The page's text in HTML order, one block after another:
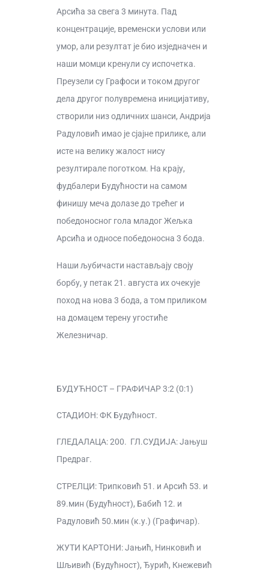
Арсића за свега 3 минута. Пад
концентрације, временски услови или
умор, али резултат је био изједначен и
наши момци кренули су испочетка.
Преузели су Графоси и током другог
дела другог полувремена иницијативу,
створили низ одличних шанси, Андрија
Радуловић имао је сјајне прилике, али
исте на велику жалост нису
резултирале поготком. На крају,
фудбалери Будућности на самом
финишу меча долазе до трећег и
победоносног гола младог Жељка
Арсића и односе победоносна 3 бода.
Наши љубичасти настављају своју
борбу, у петак 21. августа их очекује
поход на нова 3 бода, а том приликом
на домацем терену угостиће
Железничар.
БУДУЋНОСТ – ГРАФИЧАР 3:2 (0:1)
СТАДИОН: ФК Будућност.
ГЛЕДАЛАЦА: 200. ГЛ.СУДИЈА: Јањуш
Предраг.
СТРЕЛЦИ: Трипковић 51. и Арсић 53. и
89.мин (Будућност), Бабић 12. и
Радуловић 50.мин (к.у.) (Графичар).
ЖУТИ КАРТОНИ: Јањић, Нинковић и
Шљивић (Будућност), Ђурић, Кнежевић